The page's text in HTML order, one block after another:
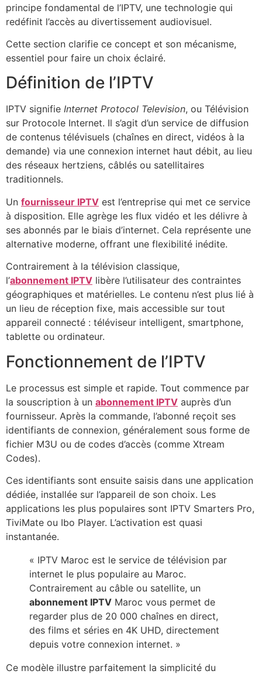
principe fondamental de l’IPTV, une technologie qui
redéfinit l’accès au divertissement audiovisuel.
Cette section clarifie ce concept et son mécanisme,
essentiel pour faire un choix éclairé.
Définition de l’IPTV
IPTV signifie Internet Protocol Television, ou Télévision
sur Protocole Internet. Il s’agit d’un service de diffusion
de contenus télévisuels (chaînes en direct, vidéos à la
demande) via une connexion internet haut débit, au lieu
des réseaux hertziens, câblés ou satellitaires
traditionnels.
Un fournisseur IPTV est l’entreprise qui met ce service
à disposition. Elle agrège les flux vidéo et les délivre à
ses abonnés par le biais d’internet. Cela représente une
alternative moderne, offrant une flexibilité inédite.
Contrairement à la télévision classique,
l’abonnement IPTV libère l’utilisateur des contraintes
géographiques et matérielles. Le contenu n’est plus lié à
un lieu de réception fixe, mais accessible sur tout
appareil connecté : téléviseur intelligent, smartphone,
tablette ou ordinateur.
Fonctionnement de l’IPTV
Le processus est simple et rapide. Tout commence par
la souscription à un abonnement IPTV auprès d’un
fournisseur. Après la commande, l’abonné reçoit ses
identifiants de connexion, généralement sous forme de
fichier M3U ou de codes d’accès (comme Xtream
Codes).
Ces identifiants sont ensuite saisis dans une application
dédiée, installée sur l’appareil de son choix. Les
applications les plus populaires sont IPTV Smarters Pro,
TiviMate ou Ibo Player. L’activation est quasi
instantanée.
« IPTV Maroc est le service de télévision par
internet le plus populaire au Maroc.
Contrairement au câble ou satellite, un
abonnement IPTV Maroc vous permet de
regarder plus de 20 000 chaînes en direct,
des films et séries en 4K UHD, directement
depuis votre connexion internet. »
Ce modèle illustre parfaitement la simplicité du